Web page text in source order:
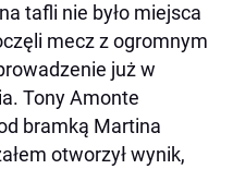
tafli nie było miejsca
mecz z ogromnym
już w
Tony Amonte
bramką Martina
otworzył wynik,